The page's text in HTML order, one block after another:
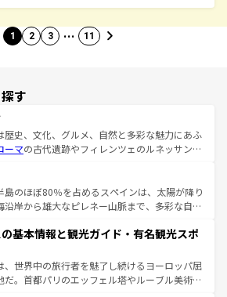
1 2 3 … 11
す
歴史、文化、グルメ、自然と多彩な魅力にあふ
ーマの古代遺跡やフィレンツェのルネッサンス
カーナの美しい田園風景やアマルフィ海岸の絶
然景観も見逃せない。観光の合間には、本場の
タなど、絶品のイタリア料理を堪能することも
るイタリアで、忘れられない旅をしてみよう！
のイタリア情報は
島のほぼ80％を占めるスペインは、太陽が降り
沿岸から雄大なピレネー山脈まで、多彩な自然
くこの国では、情熱的なフラメンコ、熱気あふ
そして美味しいタパスが生活の一部となってい
ドリードの洗練された雰囲気や、バルセロナの
れた街角から、地方では古代ローマ遺跡や中世
基本情報と観光ガイド・有名観光スポ
、世界中の旅行者を魅了し続けるヨーロッパ屈
だ。首都パリのエッフェル塔やルーブル美術館